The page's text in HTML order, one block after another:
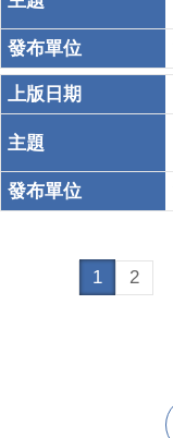
1 2